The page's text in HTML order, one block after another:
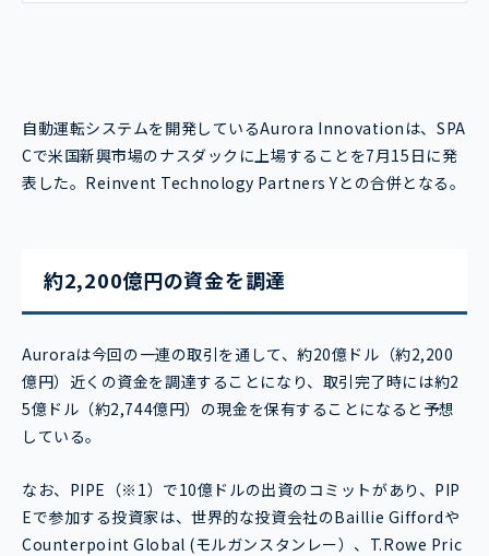
自動運転システムを開発しているAurora Innovationは、SPA
Cで米国新興市場のナスダックに上場することを7月15日に発
表した。Reinvent Technology Partners Yとの合併となる。
約2,200億円の資金を調達
Auroraは今回の一連の取引を通して、約20億ドル（約2,200
億円）近くの資金を調達することになり、取引完了時には約2
5億ドル（約2,744億円）の現金を保有することになると予想
している。
なお、PIPE（※1）で10億ドルの出資のコミットがあり、PIP
Eで参加する投資家は、世界的な投資会社のBaillie Giffordや
Counterpoint Global (モルガンスタンレー）、T.Rowe Pric